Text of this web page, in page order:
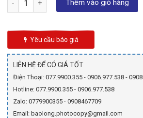
Thêm vào giỏ hàng
Yêu cầu báo giá
LIÊN HỆ ĐỂ CÓ GIÁ TỐT
Điện Thoại: 077.9900.355 - 0906.977.538 -
Hotline: 077.9900.355 - 0906.977.538
Zalo: 0779900355 - 0908467709
Email: baolong.photocopy@gmail.com